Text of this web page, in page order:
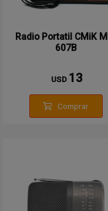
Radio Portatil CMiK
607B
USD 13
Comprar